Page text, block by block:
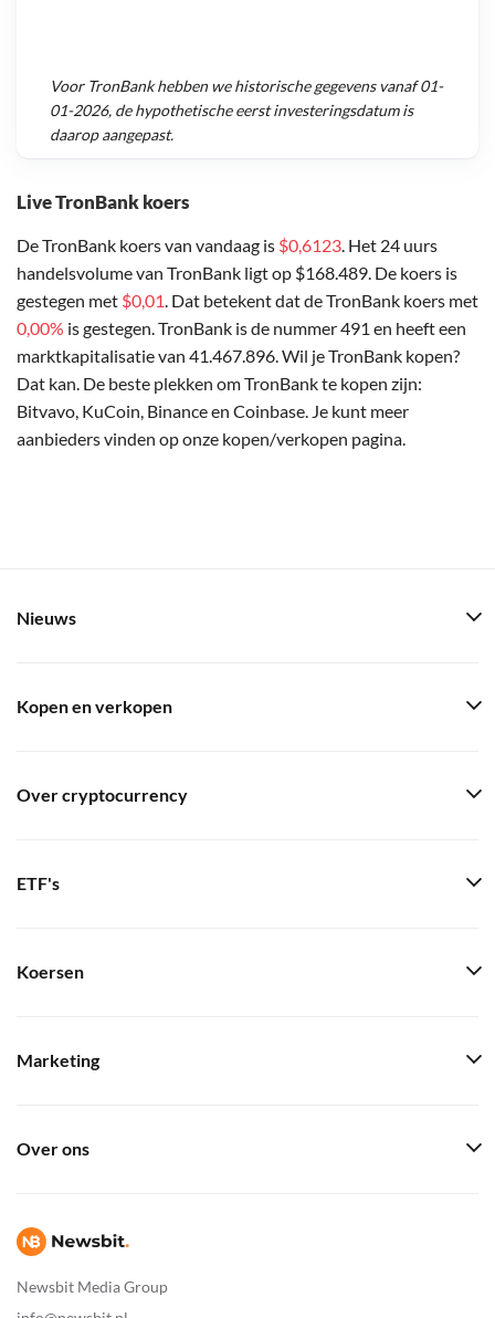
Live TronBank koers
De TronBank koers van vandaag is $0,6123. Het 24 uurs
handelsvolume van TronBank ligt op $168.489. De koers is
gestegen met $0,01. Dat betekent dat de TronBank koers met
0,00% is gestegen. TronBank is de nummer 491 en heeft een
marktkapitalisatie van 41.467.896. Wil je TronBank kopen?
Dat kan. De beste plekken om TronBank te kopen zijn:
Bitvavo, KuCoin, Binance en Coinbase. Je kunt meer
aanbieders vinden op onze kopen/verkopen pagina.
Voor TronBankhebben we historische gegevens vanaf01-
01-2026, de hypothetische eerst investeringsdatum is
daarop aangepast.
Newsbit Media Group
Nieuws
Kopen en verkopen
Over cryptocurrency
ETF's
Koersen
Marketing
Over ons